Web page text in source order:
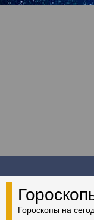
Гороскопы на